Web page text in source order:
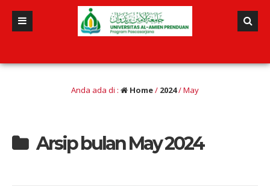
Anda ada di : Home/ 2024/May
Arsip bulan May 2024